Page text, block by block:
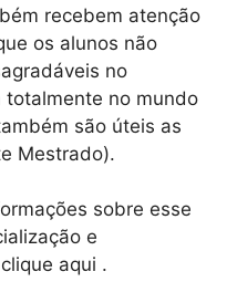
recebem atenção
os alunos não
​​no
totalmente no mundo
são úteis as
Mestrado).
sobre esse
e
aqui .